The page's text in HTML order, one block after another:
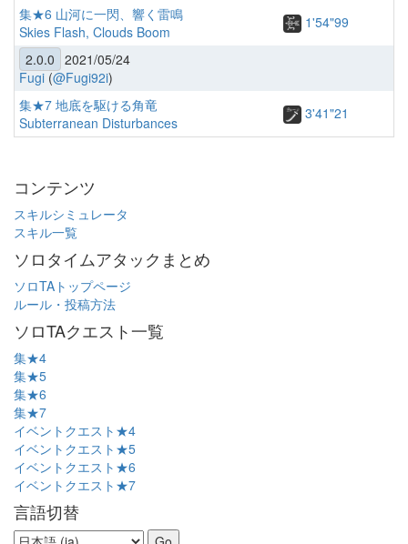
集★6 山河に一閃、響く雷鳴
Skies Flash, Clouds Boom
1'54"99
2.0.0 2021/05/24
Fugi (@Fugi92i)
集★7 地底を駆ける角竜
Subterranean Disturbances
3'41"21
コンテンツ
スキルシミュレータ
スキル一覧
ソロタイムアタックまとめ
ソロTAトップページ
ルール・投稿方法
ソロTAクエスト一覧
集★4
集★5
集★6
集★7
イベントクエスト★4
イベントクエスト★5
イベントクエスト★6
イベントクエスト★7
言語切替